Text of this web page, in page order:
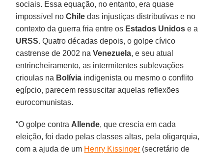
sociais. Essa equação, no entanto, era quase
impossível noChile das injustiças distributivas e no
contexto da guerra fria entre os Estados Unidos e a
URSS. Quatro décadas depois, o golpe cívico
castrense de 2002 naVenezuela, e seu atual
entrincheiramento, as intermitentes sublevações
crioulas na Bolívia indigenista ou mesmo o conflito
egípcio, parecem ressuscitar aquelas reflexões
eurocomunistas.
“O golpe contra Allende, que crescia em cada
eleição, foi dado pelas classes altas, pela oligarquia,
com a ajuda de um Henry Kissinger (secretário de